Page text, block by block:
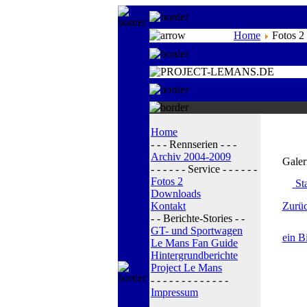
Home Fotos 2
Home
- - - Rennserien - - -
Archiv 2004-2009
- - - - - - Service - - - - - -
Fotos 2
Downloads
Kontakt
- - Berichte-Stories - -
GT- und Sportwagen
Le Mans Fan Guide
Hintergrundberichte
Project Le Mans
- - - - - - - - - - - - -
Impressum
ein